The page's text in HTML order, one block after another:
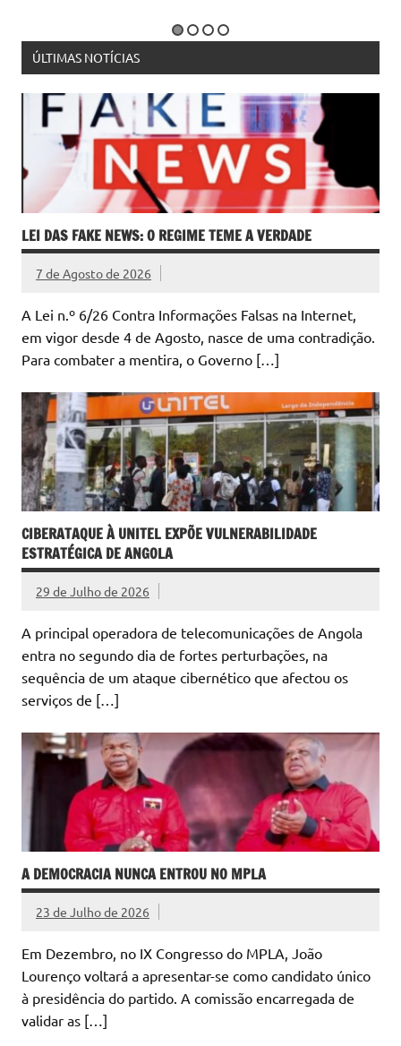
ÚLTIMAS NOTÍCIAS
LEI DAS FAKE NEWS: O REGIME TEME A VERDADE
7 de Agosto de 2026
A Lei n.º 6/26 Contra Informações Falsas na Internet,
em vigor desde 4 de Agosto, nasce de uma contradição.
Para combater a mentira, o Governo […]
CIBERATAQUE À UNITEL EXPÕE VULNERABILIDADE
ESTRATÉGICA DE ANGOLA
29 de Julho de 2026
A principal operadora de telecomunicações de Angola
entra no segundo dia de fortes perturbações, na
sequência de um ataque cibernético que afectou os
serviços de […]
A DEMOCRACIA NUNCA ENTROU NO MPLA
23 de Julho de 2026
Em Dezembro, no IX Congresso do MPLA, João
Lourenço voltará a apresentar-se como candidato único
à presidência do partido. A comissão encarregada de
validar as […]